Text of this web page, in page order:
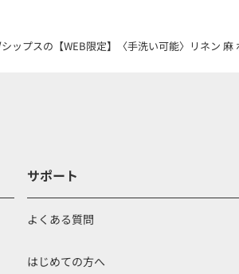
シップスの【WEB限定】〈手洗い可能〉リネン 麻
サポート
よくある質問
はじめての方へ